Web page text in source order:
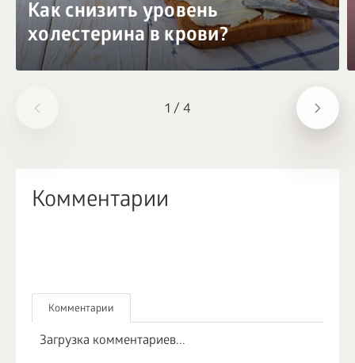
1 / 4
Как снизить уровень
холестерина в крови?
Комментарии
Комментарии
Загрузка комментариев...